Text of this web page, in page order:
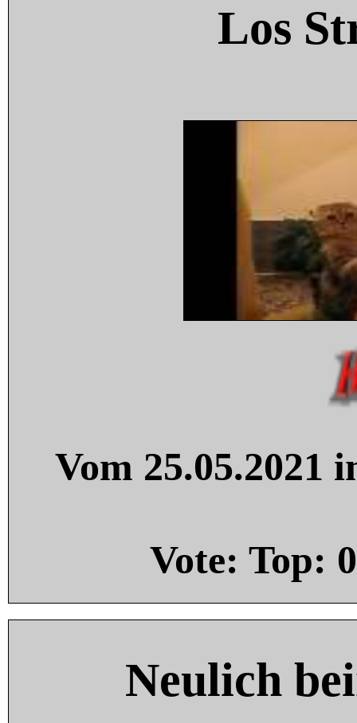
Los
Vom 25.05.2021
Vote: Top: 0
Neulich